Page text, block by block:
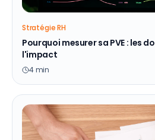
Stratégie RH
Pourquoi mesurer sa PVE : les
l'impact
4min